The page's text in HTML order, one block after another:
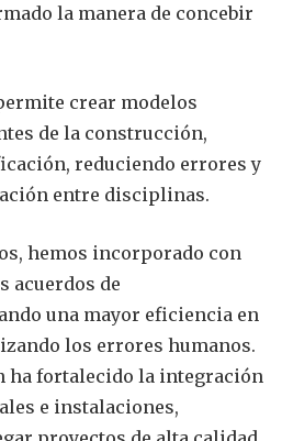
la manera de concebir
crear modelos
de la construcción,
reduciendo errores y
entre disciplinas.
hemos incorporado con
acuerdos de
una mayor eficiencia en
los errores humanos.
ha fortalecido la integración
e instalaciones,